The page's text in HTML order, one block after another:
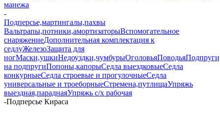
манежа
-
Подперсье,мартингалы,пахвы
Вальтрапы,потники,амортизаторыВспомогательное
снаряжениеДополнительная комплектация к
седлуЖелезоЗащита для
ногМаски,ушкиНедоуздки,чумбурыОголовьяПоводья
на подпругиПопоны,капорыСедла выездковыеСедла
конкурныеСедла строевые и прогулочныеСедла
универсальные и троеборныеСтремена,путлищаУпряжь
выездная,параднаяУпряжь с/х рабочая
-Подперсье Кираса